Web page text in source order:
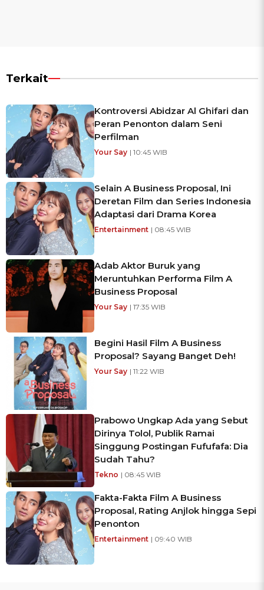
Terkait
Kontroversi Abidzar Al Ghifari dan
Peran Penonton dalam Seni
Perfilman
Your Say | 10:45 WIB
Selain A Business Proposal, Ini
Deretan Film dan Series Indonesia
Adaptasi dari Drama Korea
Entertainment | 08:45 WIB
Adab Aktor Buruk yang
Meruntuhkan Performa Film A
Business Proposal
Your Say | 17:35 WIB
Begini Hasil Film A Business
Proposal? Sayang Banget Deh!
Your Say | 11:22 WIB
Prabowo Ungkap Ada yang Sebut
Dirinya Tolol, Publik Ramai
Singgung Postingan Fufufafa: Dia
Sudah Tahu?
Tekno | 08:45 WIB
Fakta-Fakta Film A Business
Proposal, Rating Anjlok hingga Sepi
Penonton
Entertainment | 09:40 WIB